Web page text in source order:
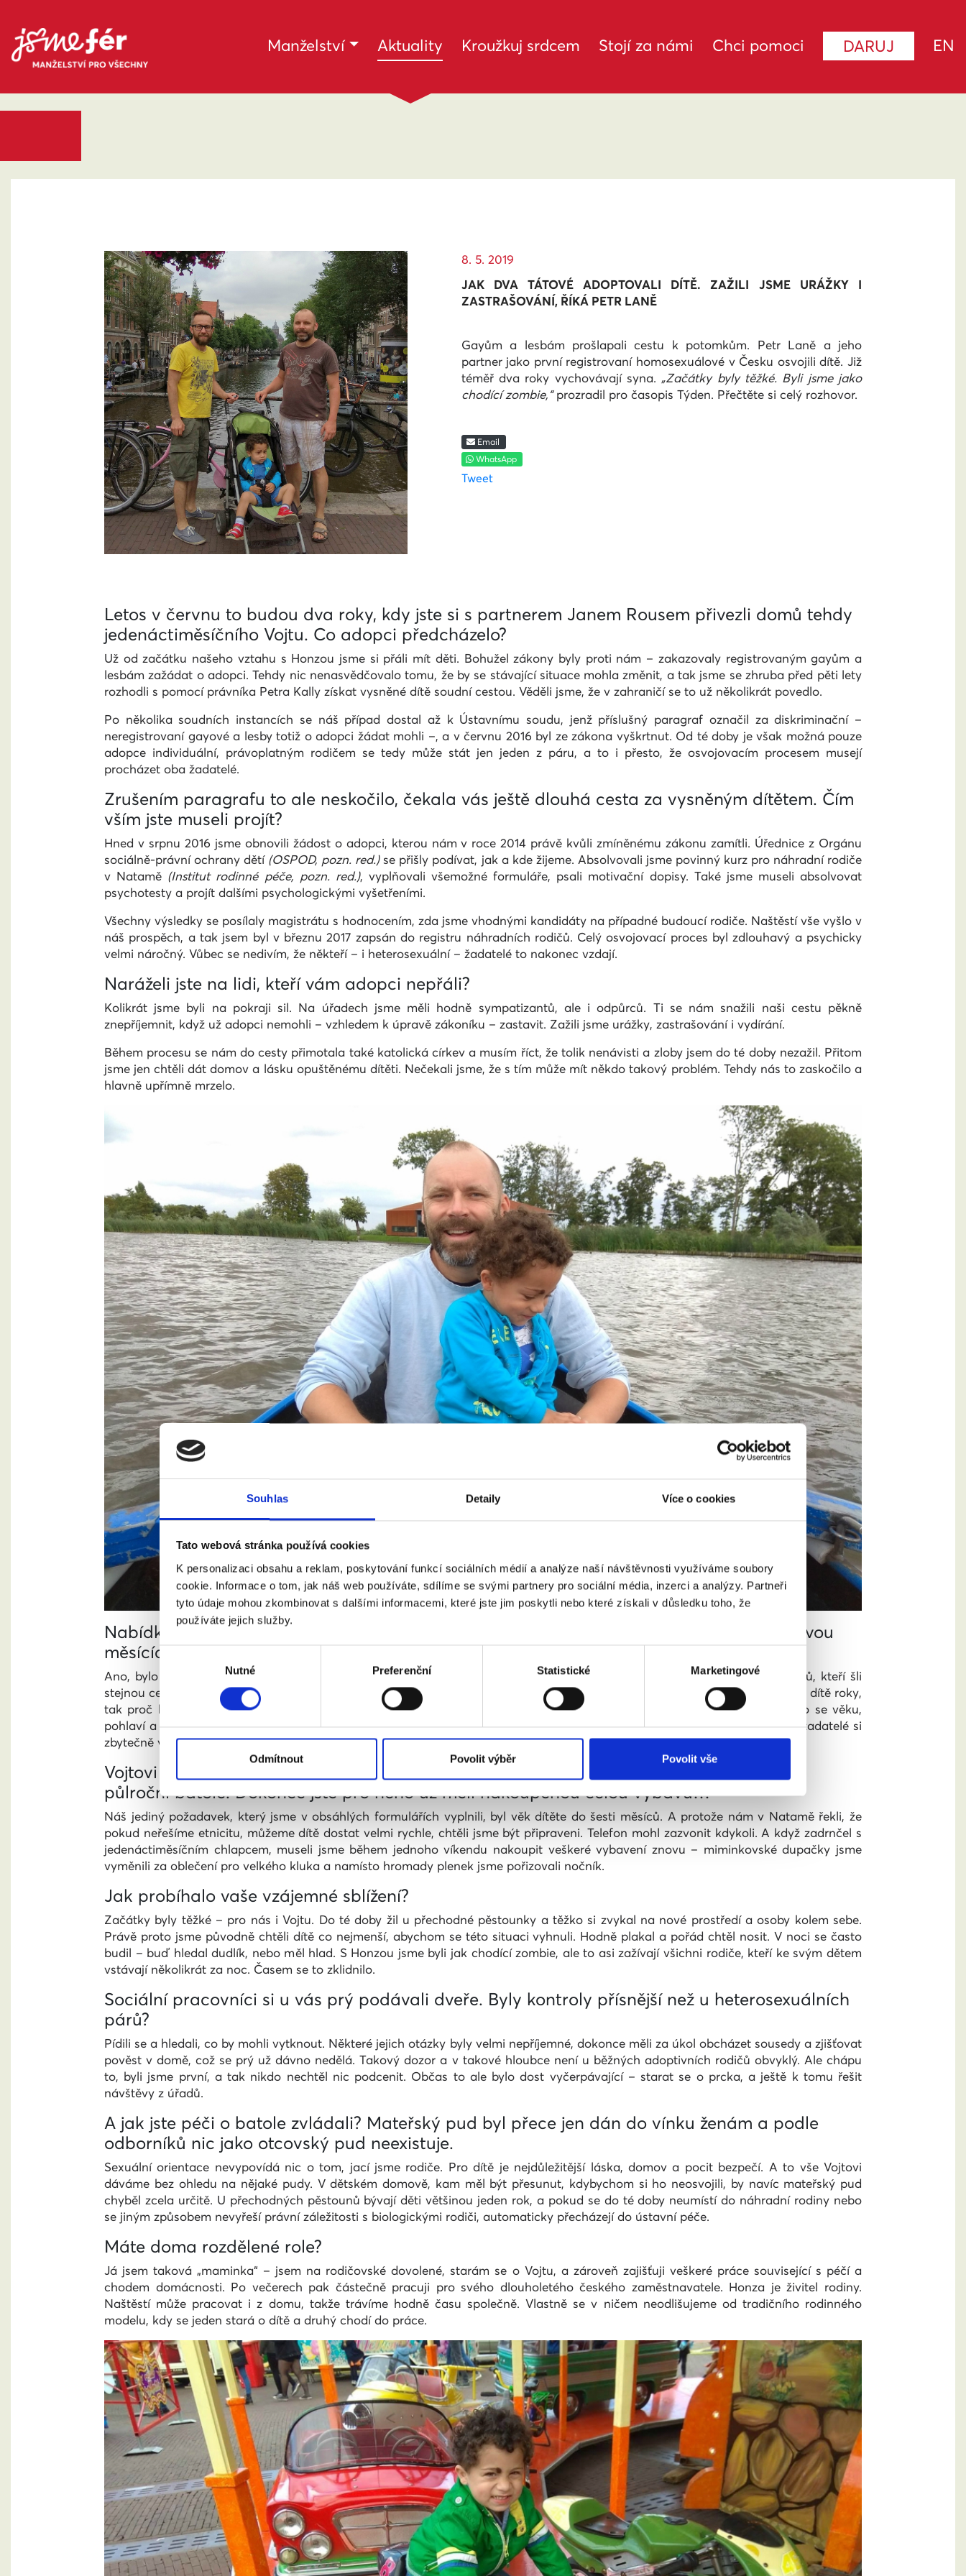
Souhlas Detaily Více o cookies
Tato webová stránka používá cookies
K personalizaci obsahu a reklam, poskytování funkcí sociálních médií a analýze naší návštěvnosti využíváme soubory
cookie. Informace o tom, jak náš web používáte, sdílíme se svými partnery pro sociální média, inzerci a analýzy. Partneři
tyto údaje mohou zkombinovat s dalšími informacemi, které jste jim poskytli nebo které získali v důsledku toho, že
používáte jejich služby.
Výběr
Nutné Preferenční Statistické Marketingové
Odmítnout Povolit výběr Povolit vše
Manželství Aktuality (current)
Kroužkuj srdcem Stojí za námi Chci pomoci DARUJ EN
8. 5. 2019
JAK DVA TÁTOVÉ ADOPTOVALI DÍTĚ. ZAŽILI JSME URÁŽKY I
ZASTRAŠOVÁNÍ, ŘÍKÁ PETR LANĚ
Gayům a lesbám prošlapali cestu k potomkům. Petr Laně a jeho
partner jako první registrovaní homosexuálové v Česku osvojili dítě. Již
téměř dva roky vychovávají syna. „Začátky byly těžké. Byli jsme jako
chodící zombie,“prozradil pro časopis Týden. Přečtěte si celý rozhovor.
Email
WhatsApp
Tweet
Letos v červnu to budou dva roky, kdy jste si s partnerem Janem Rousem přivezli domů tehdy
jedenáctiměsíčního Vojtu. Co adopci předcházelo?
Už od začátku našeho vztahu s Honzou jsme si přáli mít děti. Bohužel zákony byly proti nám – zakazovaly registrovaným gayům a
lesbám zažádat o adopci. Tehdy nic nenasvědčovalo tomu, že by se stávající situace mohla změnit, a tak jsme se zhruba před pěti lety
rozhodli s pomocí právníka Petra Kally získat vysněné dítě soudní cestou. Věděli jsme, že v zahraničí se to už několikrát povedlo.
Po několika soudních instancích se náš případ dostal až k Ústavnímu soudu, jenž příslušný paragraf označil za diskriminační –
neregistrovaní gayové a lesby totiž o adopci žádat mohli –, a v červnu 2016 byl ze zákona vyškrtnut. Od té doby je však možná pouze
adopce individuální, právoplatným rodičem se tedy může stát jen jeden z páru, a to i přesto, že osvojovacím procesem musejí
procházet oba žadatelé.
Zrušením paragrafu to ale neskočilo, čekala vás ještě dlouhá cesta za vysněným dítětem. Čím
vším jste museli projít?
Hned v srpnu 2016 jsme obnovili žádost o adopci, kterou nám v roce 2014 právě kvůli zmíněnému zákonu zamítli. Úřednice z Orgánu
sociálně-právní ochrany dětí (OSPOD, pozn. red.)se přišly podívat, jak a kde žijeme. Absolvovali jsme povinný kurz pro náhradní rodiče
v Natamě (Institut rodinné péče, pozn. red.), vyplňovali všemožné formuláře, psali motivační dopisy. Také jsme museli absolvovat
psychotesty a projít dalšími psychologickými vyšetřeními.
Všechny výsledky se posílaly magistrátu s hodnocením, zda jsme vhodnými kandidáty na případné budoucí rodiče. Naštěstí vše vyšlo v
náš prospěch, a tak jsem byl v březnu 2017 zapsán do registru náhradních rodičů. Celý osvojovací proces byl zdlouhavý a psychicky
velmi náročný. Vůbec se nedivím, že někteří – i heterosexuální – žadatelé to nakonec vzdají.
Naráželi jste na lidi, kteří vám adopci nepřáli?
Kolikrát jsme byli na pokraji sil. Na úřadech jsme měli hodně sympatizantů, ale i odpůrců. Ti se nám snažili naši cestu pěkně
znepříjemnit, když už adopci nemohli – vzhledem k úpravě zákoníku – zastavit. Zažili jsme urážky, zastrašování i vydírání.
Během procesu se nám do cesty přimotala také katolická církev a musím říct, že tolik nenávisti a zloby jsem do té doby nezažil. Přitom
jsme jen chtěli dát domov a lásku opuštěnému dítěti. Nečekali jsme, že s tím může mít někdo takový problém. Tehdy nás to zaskočilo a
hlavně upřímně mrzelo.
Nabídku osvojení jste po splnění všech potřebných náležitostí získali velmi rychle – po dvou
měsících. Bylo to proto, že je Vojta romského původu?
Ano, bylo to právě proto, že jsme neřešili etnický původ, v takovém případě jde adopce mnohem snáz. Znám několik párů, kteří šli
stejnou cestou a dítě získali také velmi rychle. Často kolem sebe slýchávám názor, že spousta heterosexuálních párů čeká na dítě roky,
tak proč by je měli dostávat gayové a lesby… No, třeba právě proto, že ti si nekladou mnohdy nesplnitelné podmínky co se věku,
pohlaví a původu dítěte týče. Proto se jejich čekací doba protahuje i na několik let. Právně je volných dětí dost, ale někteří žadatelé si
zbytečně vybírají. To je podstata celého problému.
Vojtovi byl v době, kdy jste ho získali, skoro rok. Prý jste ale počítali s tím, že dostanete
půlroční batole. Dokonce jste pro něho už měli nakoupenou celou výbavu…
Náš jediný požadavek, který jsme v obsáhlých formulářích vyplnili, byl věk dítěte do šesti měsíců. A protože nám v Natamě řekli, že
pokud neřešíme etnicitu, můžeme dítě dostat velmi rychle, chtěli jsme být připraveni. Telefon mohl zazvonit kdykoli. A když zadrnčel s
jedenáctiměsíčním chlapcem, museli jsme během jednoho víkendu nakoupit veškeré vybavení znovu – miminkovské dupačky jsme
vyměnili za oblečení pro velkého kluka a namísto hromady plenek jsme pořizovali nočník.
Jak probíhalo vaše vzájemné sblížení?
Začátky byly těžké – pro nás i Vojtu. Do té doby žil u přechodné pěstounky a těžko si zvykal na nové prostředí a osoby kolem sebe.
Právě proto jsme původně chtěli dítě co nejmenší, abychom se této situaci vyhnuli. Hodně plakal a pořád chtěl nosit. V noci se často
budil – buď hledal dudlík, nebo měl hlad. S Honzou jsme byli jak chodící zombie, ale to asi zažívají všichni rodiče, kteří ke svým dětem
vstávají několikrát za noc. Časem se to zklidnilo.
Sociální pracovníci si u vás prý podávali dveře. Byly kontroly přísnější než u heterosexuálních
párů?
Pídili se a hledali, co by mohli vytknout. Některé jejich otázky byly velmi nepříjemné, dokonce měli za úkol obcházet sousedy a zjišťovat
pověst v domě, což se prý už dávno nedělá. Takový dozor a v takové hloubce není u běžných adoptivních rodičů obvyklý. Ale chápu
to, byli jsme první, a tak nikdo nechtěl nic podcenit. Občas to ale bylo dost vyčerpávající – starat se o prcka, a ještě k tomu řešit
návštěvy z úřadů.
A jak jste péči o batole zvládali? Mateřský pud byl přece jen dán do vínku ženám a podle
odborníků nic jako otcovský pud neexistuje.
Sexuální orientace nevypovídá nic o tom, jací jsme rodiče. Pro dítě je nejdůležitější láska, domov a pocit bezpečí. A to vše Vojtovi
dáváme bez ohledu na nějaké pudy. V dětském domově, kam měl být přesunut, kdybychom si ho neosvojili, by navíc mateřský pud
chyběl zcela určitě. U přechodných pěstounů bývají děti většinou jeden rok, a pokud se do té doby neumístí do náhradní rodiny nebo
se jiným způsobem nevyřeší právní záležitosti s biologickými rodiči, automaticky přecházejí do ústavní péče.
Máte doma rozdělené role?
Já jsem taková „maminka“ – jsem na rodičovské dovolené, starám se o Vojtu, a zároveň zajišťuji veškeré práce související s péčí a
chodem domácnosti. Po večerech pak částečně pracuji pro svého dlouholetého českého zaměstnavatele. Honza je živitel rodiny.
Naštěstí může pracovat i z domu, takže trávíme hodně času společně. Vlastně se v ničem neodlišujeme od tradičního rodinného
modelu, kdy se jeden stará o dítě a druhý chodí do práce.